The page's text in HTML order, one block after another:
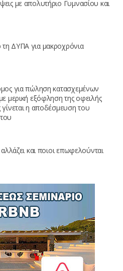
με απολυτήριο Γυμνασίου και
ΔΥΠΑ για μακροχρόνια
για πώληση κατασχεμένων
μερική εξόφληση της οφειλής
η αποδέσμευση του
και ποιοι επωφελούνται